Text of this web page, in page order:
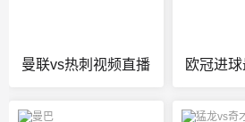
曼联vs热刺视频直播 欧冠进